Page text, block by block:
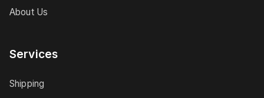
About Us
Services
Shipping